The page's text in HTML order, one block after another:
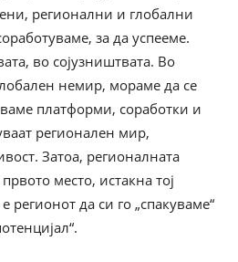
регионални и глобални
за да успееме.
во сојузништвата. Во
немир, мораме да се
платформи, соработки и
регионален мир,
Затоа, регионалната
место, истакна тој
регионот да си го „спакуваме“